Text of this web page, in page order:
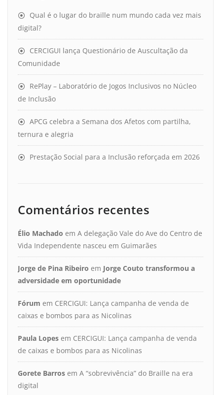
Qual é o lugar do braille num mundo cada vez mais
digital?
CERCIGUI lança Questionário de Auscultação da
Comunidade
RePlay – Laboratório de Jogos Inclusivos no Núcleo
de Inclusão
APCG celebra a Semana dos Afetos com partilha,
ternura e alegria
Prestação Social para a Inclusão reforçada em 2026
Comentários recentes
Élio Machado em A delegação Vale do Ave do Centro de
Vida Independente nasceu em Guimarães
Jorge de Pina Ribeiro em Jorge Couto transformou a
adversidade em oportunidade
Fórum em CERCIGUI: Lança campanha de venda de
caixas e bombos para as Nicolinas
Paula Lopes em CERCIGUI: Lança campanha de venda
de caixas e bombos para as Nicolinas
Gorete Barros em A “sobrevivência” do Braille na era
digital